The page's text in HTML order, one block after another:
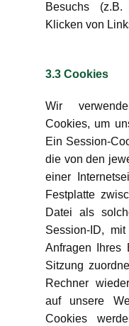
Besuchs
Klicken von
3.3 Cookies
Wir
Cookies, um
Ein Session-
die von den
einer
Festplatte
Datei als
Session-ID,
Anfragen Ihres
Sitzung
Rechner
auf unsere
Cookies